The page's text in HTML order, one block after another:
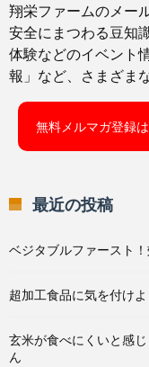
翔栄ファームのメー
安全にまつわる豆知
体験などのイベント
報」など、さまざま
無料メルマガ登録
最近の投稿
ベジタブルファースト
超加工食品に気を付けよ
玄米が食べにくいと感
ん